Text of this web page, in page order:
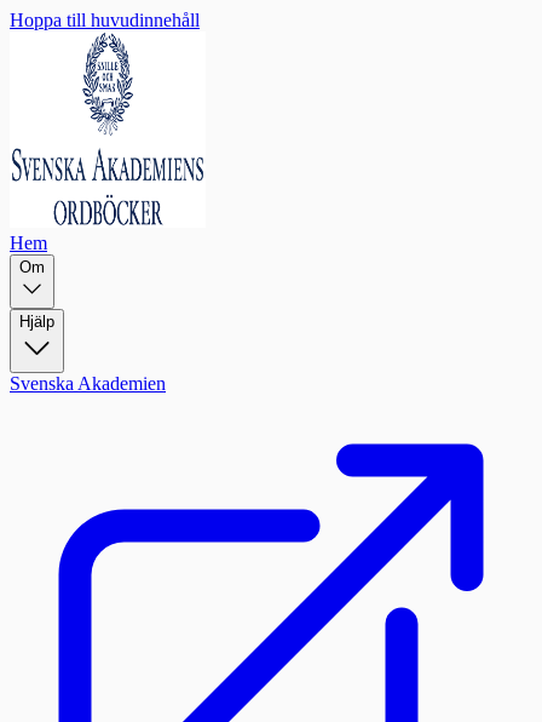
Hoppa till huvudinnehåll
Hem
Om
Hjälp
Svenska Akademien